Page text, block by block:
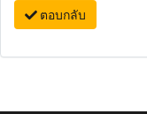
ตอบกลับ